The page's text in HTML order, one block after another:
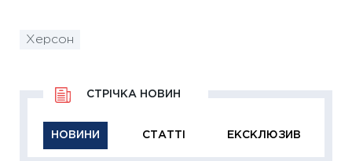
Херсон
НОВИНИ СТАТТІ ЕКСКЛЮЗИВ
СТРІЧКА НОВИН